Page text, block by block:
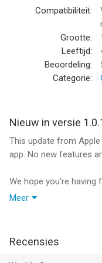
however, some game
Questions? Contact
https://
Terms of Service:
https://
Thanks for playing
World of Gems van
Compatibiliteit:
Grootte:
Leeftijd:
Beoordeling:
Categorie:
Nieuw in versie
This update from
app. No new features
We hope you're having
Here's a new update
Have fun and good luck!
Meer
Recensies